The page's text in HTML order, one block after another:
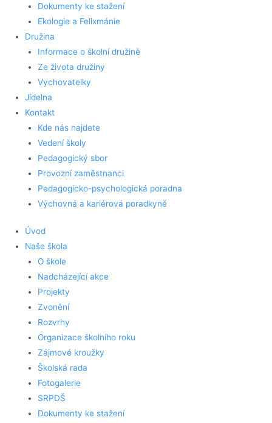
Dokumenty ke stažení
Ekologie a Felixmánie
Družina
Informace o školní družině
Ze života družiny
Vychovatelky
Jídelna
Kontakt
Kde nás najdete
Vedení školy
Pedagogický sbor
Provozní zaměstnanci
Pedagogicko-psychologická poradna
Výchovná a kariérová poradkyně
Úvod
Naše škola
O škole
Nadcházející akce
Projekty
Zvonění
Rozvrhy
Organizace školního roku
Zájmové kroužky
Školská rada
Fotogalerie
SRPDŠ
Dokumenty ke stažení